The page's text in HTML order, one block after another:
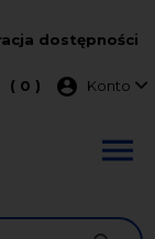
dostępności
( 0 ) Menu
Konto